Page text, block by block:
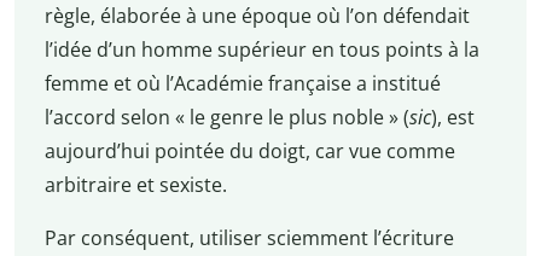
règle, élaborée à une époque où l’on défendait
l’idée d’un homme supérieur en tous points à la
femme et où l’Académie française a institué
l’accord selon « le genre le plus noble » (sic), est
aujourd’hui pointée du doigt, car vue comme
arbitraire et sexiste.
Par conséquent, utiliser sciemment l’écriture